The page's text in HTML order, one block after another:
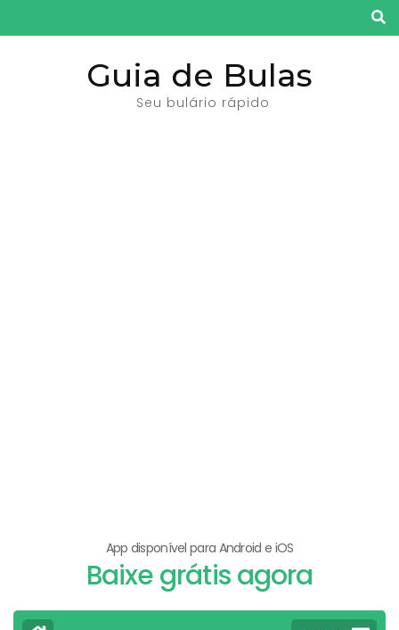
para
Guia de Bulas
Seu bulário rápido
App disponível para Android e iOS
Baixe grátis agora